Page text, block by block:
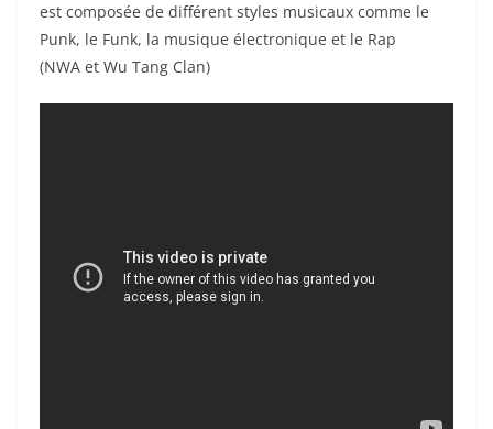
est composée de différent styles musicaux comme le
Punk, le Funk, la musique électronique et le Rap
(NWA et Wu Tang Clan)